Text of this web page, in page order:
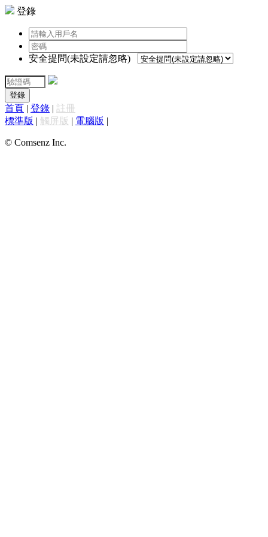
登錄
安全提問(未設定請忽略)
登錄
首頁 | 登錄 | 註冊
標準版 | 觸屏版 | 電腦版 |
© Comsenz Inc.